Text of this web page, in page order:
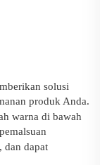
solusi
produk Anda.
warna di bawah
dan dapat